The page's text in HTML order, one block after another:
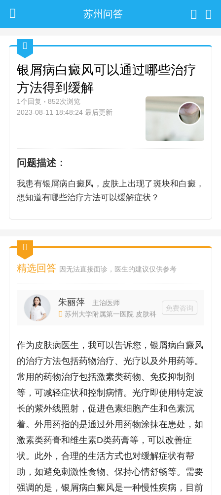
苏州问答
银屑病白癜风可以通过哪些治疗
方法得到缓解
1个回复
852次浏览
2023-08-11 18:48:24 最后更新
问题描述：
我患有银屑病白癜风，皮肤上出现了斑块和白癜，
想知道有哪些治疗方法可以缓解症状？
精选回答 因无法直接面诊，医生的建议仅供参考
朱丽萍
主治医师
苏州大学附属第一医院 皮肤科
免费咨询
作为皮肤病医生，我可以告诉您，银屑病白癜风
的治疗方法包括药物治疗、光疗以及外用药等。
常用的药物治疗包括激素类药物、免疫抑制剂
等，可减轻症状和控制病情。光疗即使用特定波
长的紫外线照射，促进色素细胞产生和色素沉
着。外用药指的是通过外用药物涂抹在患处，如
激素类药膏和维生素D类药膏等，可以改善症
状。此外，合理的生活方式也对缓解症状有帮
助，如避免刺激性食物、保持心情舒畅等。需要
强调的是，银屑病白癜风是一种慢性疾病，目前